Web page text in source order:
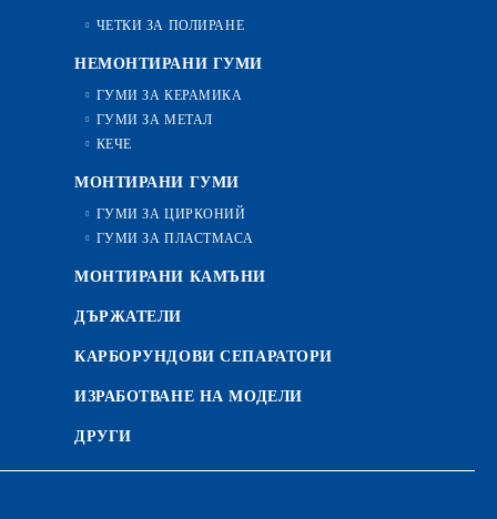
ЧЕТКИ ЗА ПОЛИРАНЕ
НЕМОНТИРАНИ ГУМИ
ГУМИ ЗА КЕРАМИКА
ГУМИ ЗА МЕТАЛ
КЕЧЕ
МОНТИРАНИ ГУМИ
ГУМИ ЗА ЦИРКОНИЙ
ГУМИ ЗА ПЛАСТМАСА
МОНТИРАНИ КАМЪНИ
ДЪРЖАТЕЛИ
КАРБОРУНДОВИ СЕПАРАТОРИ
ИЗРАБОТВАНЕ НА МОДЕЛИ
ДРУГИ